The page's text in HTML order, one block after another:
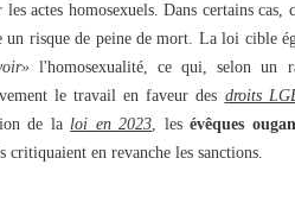
actes homosexuels. Dans certains cas,
un risque de peine de mort. La loi cible
l'homosexualité, ce qui, selon un
le travail en faveur des droits
de laloi en 2023, lesévêques
critiquaient en revanche les sanctions.